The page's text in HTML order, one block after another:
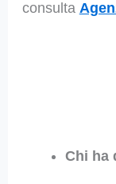
consulta
Chi ha